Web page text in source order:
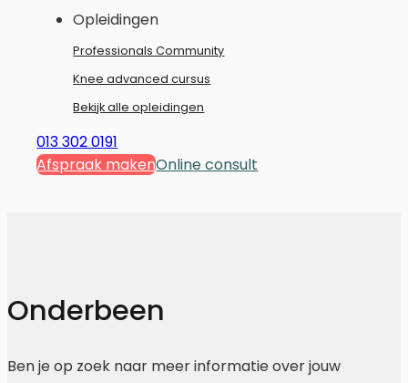
Opleidingen
Professionals Community
Knee advanced cursus
Bekijk alle opleidingen
013 302 0191
Afspraak makenOnline consult
Onderbeen
Ben je op zoek naar meer informatie over jouw